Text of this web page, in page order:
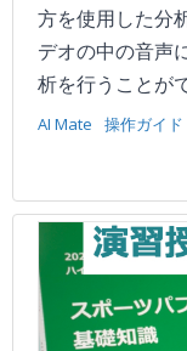
方を使用した分
デオの中の音声
析を行うことが
AI Mate 操作ガイド